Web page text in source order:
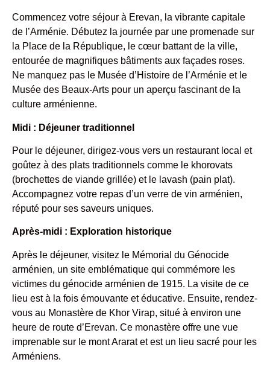
Commencez votre séjour à Erevan, la vibrante capitale
de l’Arménie. Débutez la journée par une promenade sur
la Place de la République, le cœur battant de la ville,
entourée de magnifiques bâtiments aux façades roses.
Ne manquez pas le Musée d’Histoire de l’Arménie et le
Musée des Beaux-Arts pour un aperçu fascinant de la
culture arménienne.
Midi : Déjeuner traditionnel
Pour le déjeuner, dirigez-vous vers un restaurant local et
goûtez à des plats traditionnels comme le khorovats
(brochettes de viande grillée) et le lavash (pain plat).
Accompagnez votre repas d’un verre de vin arménien,
réputé pour ses saveurs uniques.
Après-midi : Exploration historique
Après le déjeuner, visitez le Mémorial du Génocide
arménien, un site emblématique qui commémore les
victimes du génocide arménien de 1915. La visite de ce
lieu est à la fois émouvante et éducative. Ensuite, rendez-
vous au Monastère de Khor Virap, situé à environ une
heure de route d’Erevan. Ce monastère offre une vue
imprenable sur le mont Ararat et est un lieu sacré pour les
Arméniens.